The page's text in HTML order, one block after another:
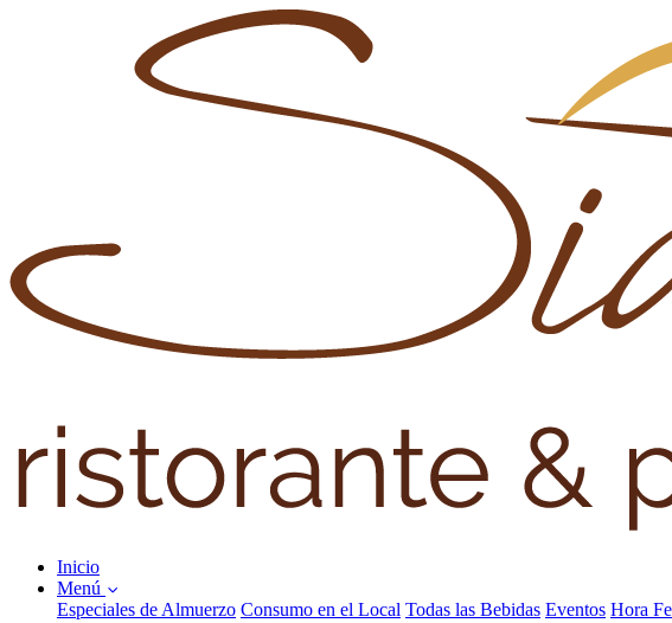
Inicio
Menú
Especiales de Almuerzo Consumo en el Local Todas las Bebidas Eventos Hora